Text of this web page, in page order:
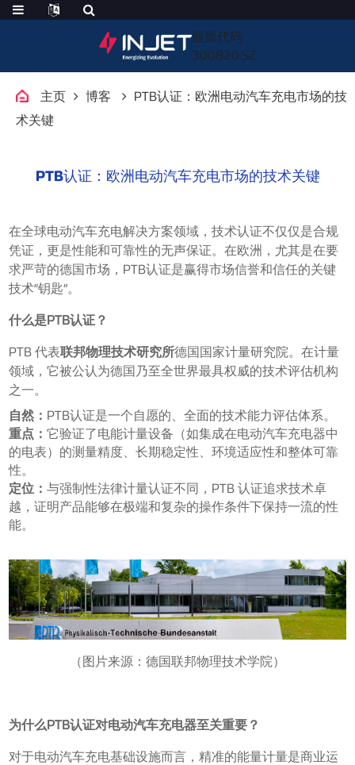
股票代码
300820.SZ
主页 博客
PTB认证：欧洲电动汽车充电市场的技
术关键
PTB认证：欧洲电动汽车充电市场的技术关键
在全球电动汽车充电解决方案领域，技术认证不仅仅是合规
凭证，更是性能和可靠性的无声保证。在欧洲，尤其是在要
求严苛的德国市场，PTB认证是赢得市场信誉和信任的关键
技术“钥匙”。
什么是PTB认证？
PTB 代表联邦物理技术研究所德国国家计量研究院。在计量
领域，它被公认为德国乃至全世界最具权威的技术评估机构
之一。
自然： PTB认证是一个自愿的、全面的技术能力评估体系。
重点：它验证了电能计量设备（如集成在电动汽车充电器中
的电表）的测量精度、长期稳定性、环境适应性和整体可靠
性。
定位：与强制性法律计量认证不同，PTB 认证追求技术卓
越，证明产品能够在极端和复杂的操作条件下保持一流的性
能。
（图片来源：德国联邦物理技术学院）
为什么PTB认证对电动汽车充电器至关重要？
对于电动汽车充电基础设施而言，精准的能量计量是商业运